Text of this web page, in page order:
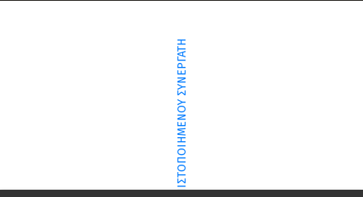
ΕΥΡΕΣΗ ΠΙΣΤΟΠΟΙΗΜΕΝΟΥ ΣΥΝΕΡΓΑΤΗ